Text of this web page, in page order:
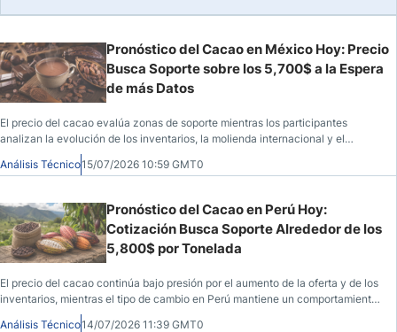
Pronóstico del Cacao en México Hoy: Precio
Busca Soporte sobre los 5,700$ a la Espera
de más Datos
El precio del cacao evalúa zonas de soporte mientras los participantes
analizan la evolución de los inventarios, la molienda internacional y el
impacto del dólar sobre el mercado mexicano.
Análisis Técnico15/07/2026 10:59 GMT0
Pronóstico del Cacao en Perú Hoy:
Cotización Busca Soporte Alrededor de los
5,800$ por Tonelada
El precio del cacao continúa bajo presión por el aumento de la oferta y de los
inventarios, mientras el tipo de cambio en Perú mantiene un comportamiento
Análisis Técnico14/07/2026 11:39 GMT0